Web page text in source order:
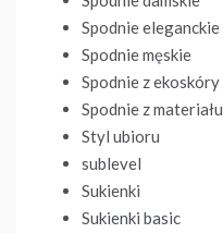
Spodnie eleganckie
Spodnie męskie
Spodnie z ekoskóry
Spodnie z materiału
Styl ubioru
sublevel
Sukienki
Sukienki basic